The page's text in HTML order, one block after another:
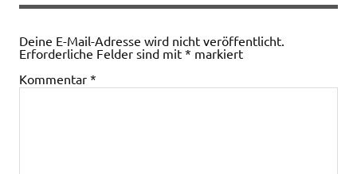
Deine E-Mail-Adresse wird nicht veröffentlicht.
Erforderliche Felder sind mit * markiert
Kommentar *